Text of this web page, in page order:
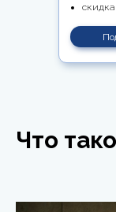
скидка
Что